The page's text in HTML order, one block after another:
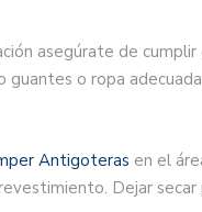
asegúrate de
o ropa
Antigoteras en el
Dejar